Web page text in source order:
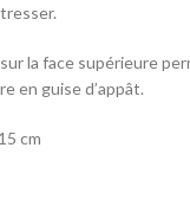
la face supérieure
en guise d’appât.
cm